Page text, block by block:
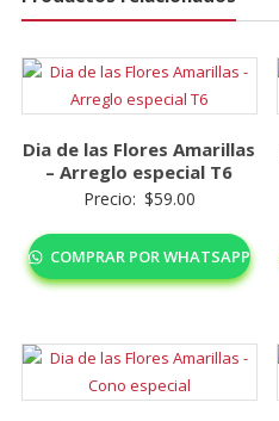
Dia de las Flores Amarillas
– Arreglo especial T6
Precio: $59.00
COMPRAR POR WHATSAPP